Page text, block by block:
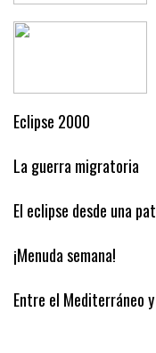
Eclipse 2000
La guerra migratoria
El eclipse desde una
¡Menuda semana!
Entre el Mediterráneo